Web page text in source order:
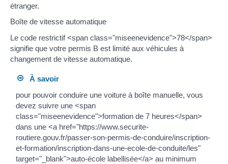
étranger.
Boîte de vitesse automatique
Le code restrictif <span class="miseenevidence">78</span>
signifie que votre permis B est limité aux véhicules à
changement de vitesse automatique.
À savoir
pour pouvoir conduire une voiture à boîte manuelle, vous
devez suivre une <span
class="miseenevidence">formation de 7 heures</span>
dans une <a href="https://www.securite-
routiere.gouv.fr/passer-son-permis-de-conduire/inscription-
et-formation/inscription-dans-une-ecole-de-conduite/les"
target="_blank">auto-école labellisée</a> au minimum